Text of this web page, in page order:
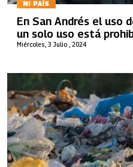
MI PAÍS
Miércoles, 3 Julio , 2024
En San Andrés el uso
un solo uso está